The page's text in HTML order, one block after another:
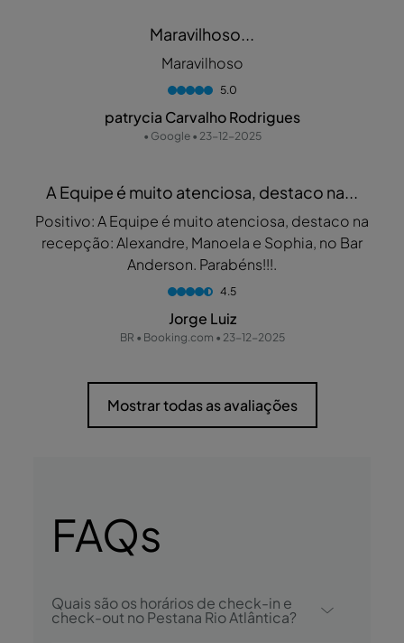
Maravilhoso...
Maravilhoso
5.0
patrycia Carvalho Rodrigues
• Google • 23-12-2025
A Equipe é muito atenciosa, destaco na...
Positivo: A Equipe é muito atenciosa, destaco na
recepção: Alexandre, Manoela e Sophia, no Bar
Anderson. Parabéns!!!.
4.5
Jorge Luiz
BR • Booking.com • 23-12-2025
Mostrar todas as avaliações
FAQs
Quais são os horários de check-in e
check-out no Pestana Rio Atlântica?